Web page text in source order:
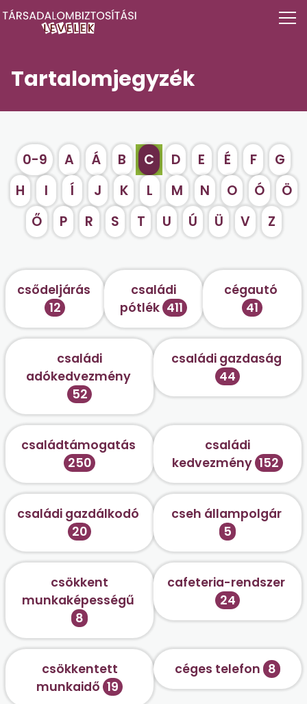
Tartalomjegyzék
0-9 A Á B C D E É F
G
H
I Í J K L M N O Ó
Ö
Ő
P R S T U Ú Ü V Z
csődeljárás
12
családi
pótlék 411
cégautó
41
családi
adókedvezmény
52
családi gazdaság
44
családtámogatás
250
családi
kedvezmény 152
családi gazdálkodó
20
cseh állampolgár
5
csökkent
munkaképességű
8
cafeteria-rendszer
24
csökkentett
munkaidő 19
céges telefon 8